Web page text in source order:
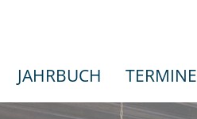
JAHRBUCH TERMINE